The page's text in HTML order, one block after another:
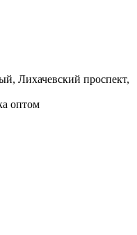
Лихачевский проспект,
оптом